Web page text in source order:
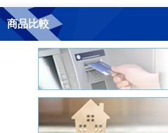
商品比較